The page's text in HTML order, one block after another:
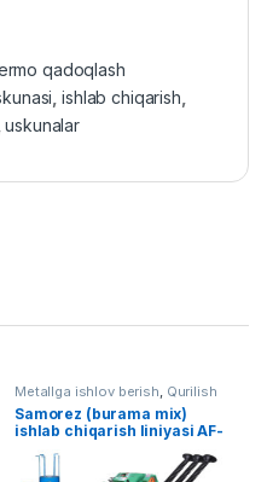
qadoqlash
,ishlab chiqarish
,uskunalar
Metallga ishlov berish Qurilish
uskunalari ,Tayyor liniyalar
Samorez (burama mix)
ishlab chiqarish liniyasi AF-